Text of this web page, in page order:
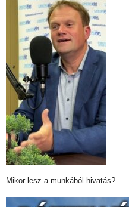
Mikor lesz a munkából hivatás?…